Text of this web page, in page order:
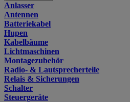
Anlasser
Antennen
Batteriekabel
Hupen
Kabelbäume
Lichtmaschinen
Montagezubehör
Radio- & Lautsprecherteile
Relais & Sicherungen
Schalter
Steuergeräte